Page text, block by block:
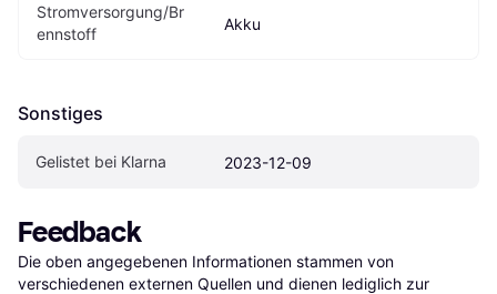
Stromversorgung/Br
ennstoff
Akku
Sonstiges
Gelistet bei Klarna 2023-12-09
Feedback
Die oben angegebenen Informationen stammen von
verschiedenen externen Quellen und dienen lediglich zur